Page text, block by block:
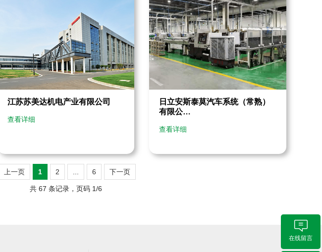
江苏苏美达机电产业有限公司
查看详细
日立安斯泰莫汽车系统（常熟）
有限公…
查看详细
上一页 1 2 6 下一页
共 67 条记录，页码 1/6
在线留言